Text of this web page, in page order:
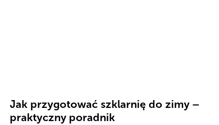
Jak przygotować szklarnię do zimy –
praktyczny poradnik